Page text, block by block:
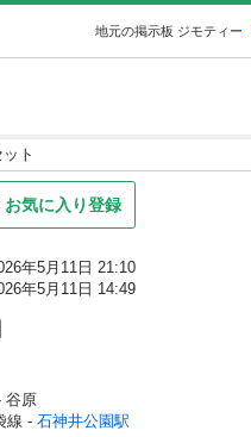
地元の掲示板 ジモティー
ト
お気に入り登録
年5月11日 21:10
年5月11日 14:49
谷原
線 - 石神井公園駅